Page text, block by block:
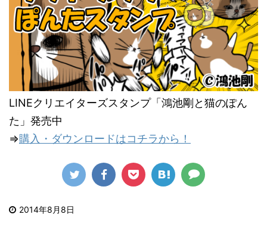
LINEクリエイターズスタンプ「鴻池剛と猫のぽん
た」発売中
⇒購入・ダウンロードはコチラから！
2014年8月8日